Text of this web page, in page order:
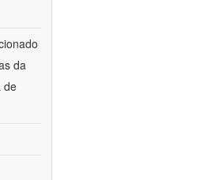
da
de